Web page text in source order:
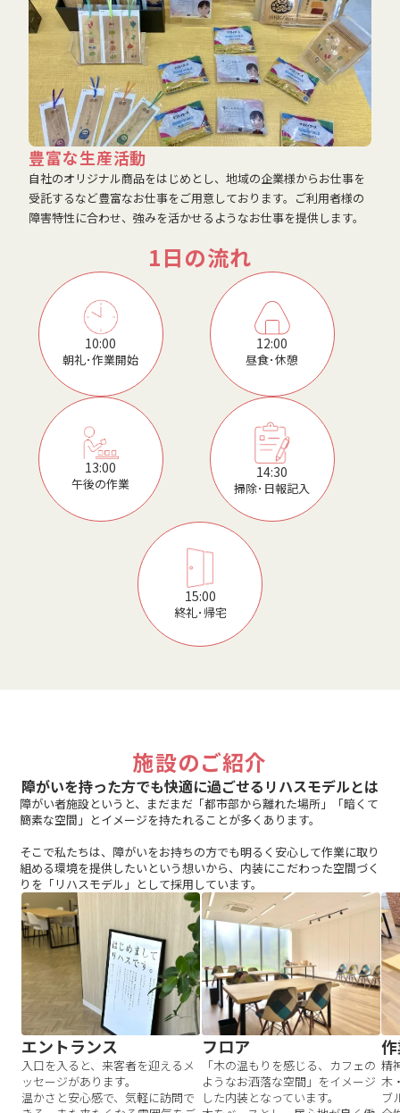
豊富な生産活動
自社のオリジナル商品をはじめとし、地域の企業様からお仕事を
受託するなど豊富なお仕事をご用意しております。ご利用者様の
障害特性に合わせ、強みを活かせるようなお仕事を提供します。
1日の流れ
10:00
朝礼･作業開始
12:00
昼食･休憩
13:00
午後の作業
14:30
掃除･日報記入
15:00
終礼･帰宅
施設のご紹介
障がいを持った方でも快適に過ごせるリハスモデルとは
障がい者施設というと、まだまだ「都市部から離れた場所」「暗くて
簡素な空間」とイメージを持たれることが多くあります。
そこで私たちは、障がいをお持ちの方でも明るく安心して作業に取り
組める環境を提供したいという想いから、内装にこだわった空間づく
りを「リハスモデル」として採用しています。
エントランス
入口を入ると、来客者を迎えるメ
ッセージがあります。
温かさと安心感で、気軽に訪問で
フロア
「木の温もりを感じる、カフェの
ようなお洒落な空間」をイメージ
した内装となっています。
精
木
ブ